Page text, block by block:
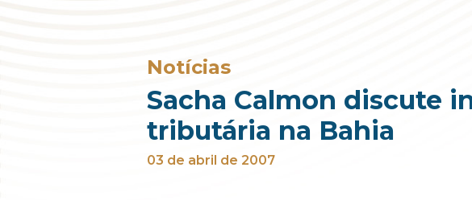
Notícias
Sacha Calmon discute
tributária na Bahia
03 de abril de 2007